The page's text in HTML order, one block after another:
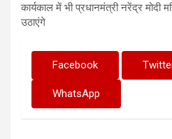
कार्यकाल में भी प्रधानमंत्री नरेंद्र
उठाएंगे
Facebook
WhatsApp